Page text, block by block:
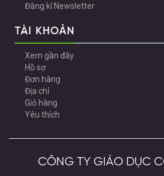
Đăng kí Newsletter
TÀI KHOẢN
Xem gần đây
Hồ sơ
Đơn hàng
Địa chỉ
Giỏ hàng
Yêu thích
CÔNG TY GIÁO DỤC